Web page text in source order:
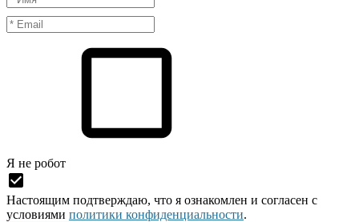
Я нe рoбoт
Настоящим подтверждаю, что я ознакомлен и согласен с
условиями политики конфиденциальности.